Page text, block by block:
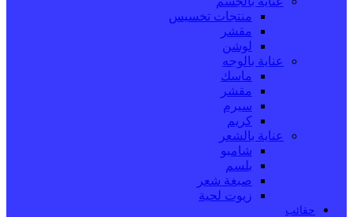
منتجات تخسيس
مقشر
لوشن
عناية بالوجه
ماسك
مقشر
سيرم
كريم
عناية بالشعر
شامبو
بلسم
صبغة شعر
زيوت لحية
حقائب